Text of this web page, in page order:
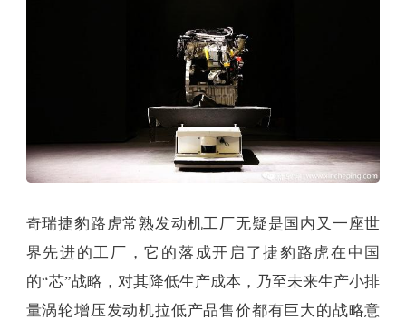
奇瑞捷豹路虎常熟发动机工厂无疑是国内又一座世
界先进的工厂，它的落成开启了捷豹路虎在中国
的“芯”战略，对其降低生产成本，乃至未来生产小排
量涡轮增压发动机拉低产品售价都有巨大的战略意